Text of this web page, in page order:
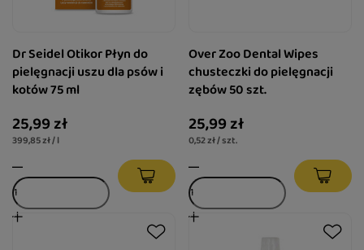
Dr Seidel Otikor Płyn do
pielęgnacji uszu dla psów i
kotów 75 ml
25,99 zł
399,85 zł / l
Over Zoo Dental Wipes
chusteczki do pielęgnacji
zębów 50 szt.
25,99 zł
0,52 zł / szt.